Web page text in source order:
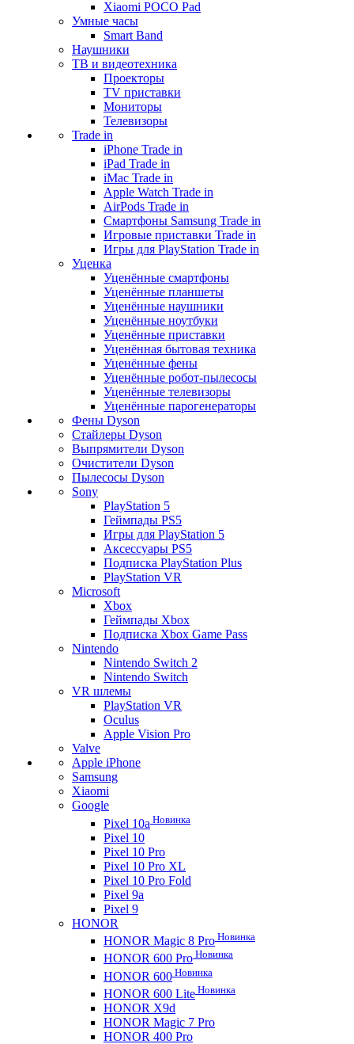
Xiaomi POCO Pad
Умные часы
Smart Band
Наушники
ТВ и видеотехника
Проекторы
TV приставки
Мониторы
Телевизоры
Trade in
iPhone Trade in
iPad Trade in
iMac Trade in
Apple Watch Trade in
AirPods Trade in
Смартфоны Samsung Trade in
Игровые приставки Trade in
Игры для PlayStation Trade in
Уценка
Уценённые смартфоны
Уценённые планшеты
Уценённые наушники
Уценённые ноутбуки
Уценённые приставки
Уценённая бытовая техника
Уценённые фены
Уценённые робот-пылесосы
Уценённые телевизоры
Уценённые парогенераторы
Фены Dyson
Стайлеры Dyson
Выпрямители Dyson
Очистители Dyson
Пылесосы Dyson
Sony
PlayStation 5
Геймпады PS5
Игры для PlayStation 5
Аксессуары PS5
Подписка PlayStation Plus
PlayStation VR
Microsoft
Xbox
Геймпады Xbox
Подписка Xbox Game Pass
Nintendo
Nintendo Switch 2
Nintendo Switch
VR шлемы
PlayStation VR
Oculus
Apple Vision Pro
Valve
Apple iPhone
Samsung
Xiaomi
Google
Pixel 10a Новинка
Pixel 10
Pixel 10 Pro
Pixel 10 Pro XL
Pixel 10 Pro Fold
Pixel 9a
Pixel 9
HONOR
HONOR Magic 8 Pro Новинка
HONOR 600 Pro Новинка
HONOR 600 Новинка
HONOR 600 Lite Новинка
HONOR X9d
HONOR Magic 7 Pro
HONOR 400 Pro